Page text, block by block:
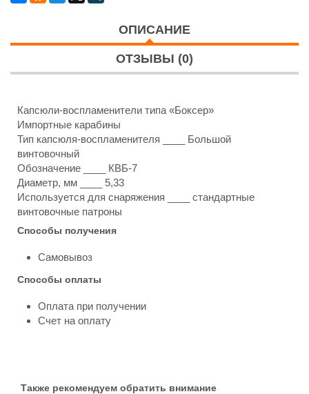
ОПИСАНИЕ
ОТЗЫВЫ (0)
Капсюли-воспламенители типа «Боксер»
Импортные карабины
Тип капсюля-воспламенителя ____ Большой
винтовочный
Обозначение ____ КВБ-7
Диаметр, мм ____ 5,33
Используется для снаряжения ____ стандартные
винтовочные патроны
Способы получения
Самовывоз
Способы оплаты
Оплата при получении
Счет на оплату
Также рекомендуем обратить внимание